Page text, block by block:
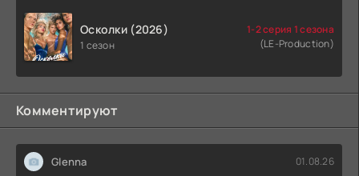
Осколки (2026)
1 сезон
1-2 серия 1 сезона
(LE-Production)
Комментируют
Glenna 01.08.26